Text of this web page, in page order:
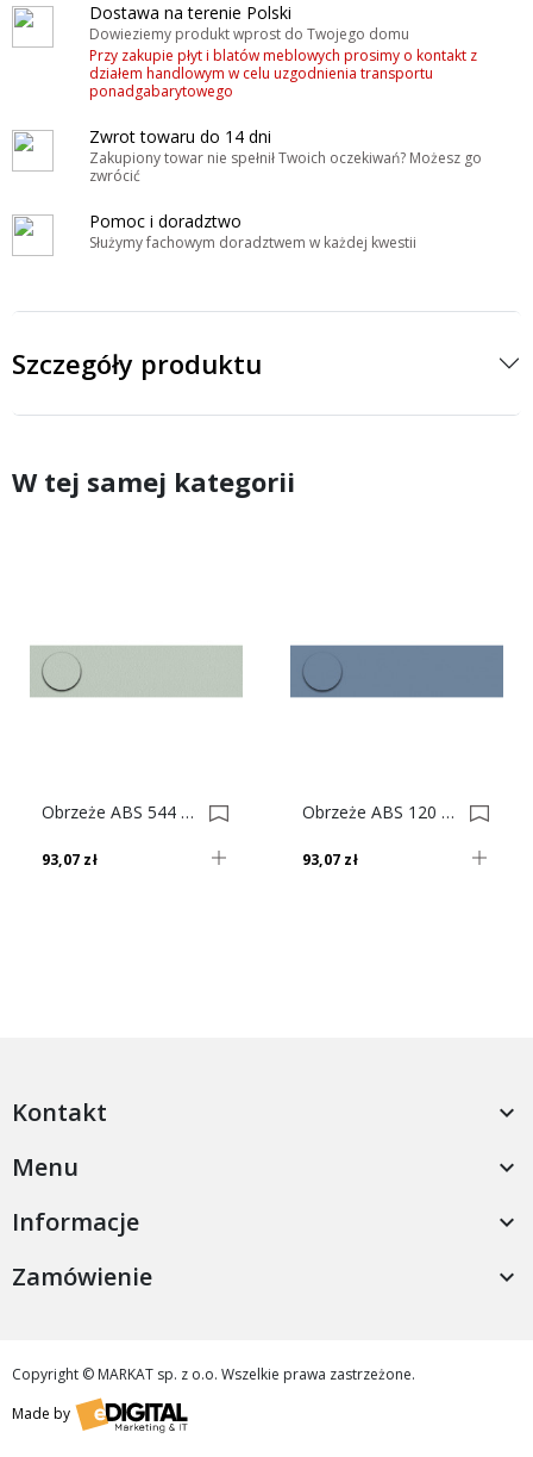
Dostawa na terenie Polski
Dowieziemy produkt wprost do Twojego domu
Przy zakupie płyt i blatów meblowych prosimy o kontakt z
działem handlowym w celu uzgodnienia transportu
ponadgabarytowego
Zwrot towaru do 14 dni
Zakupiony towar nie spełnił Twoich oczekiwań? Możesz go
zwrócić
Pomoc i doradztwo
Służymy fachowym doradztwem w każdej kwestii
Szczegóły produktu
W tej samej kategorii
Obrzeże ABS 544 Vl Szary Łąkowy Do Płyty SWISS KRONO 0009343-0009778
93,07 zł
Obrzeże ABS 120 Vl Błękit Gołębi Do Płyty SWISS KRONO 0009524-0006408
93,07 zł
Kontakt 
Menu 
Informacje 
Zamówienie 
Copyright © MARKAT sp. z o.o. Wszelkie prawa zastrzeżone.
Made by